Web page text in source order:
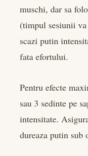
muschi, dar sa
(timpul sesiunii
scazi putin
fata efortului.
Pentru efecte
sau 3 sedinte pe
intensitate.
dureaza putin sub